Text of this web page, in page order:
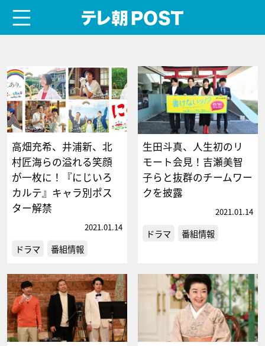
高畑充希、井浦新、北
村匠海らの溢れる笑顔
が一枚に！『にじいろ
カルテ』キャラ別ポス
ター解禁
2021.01.14
ドラマ 番組情報
生田斗真、人生初のリ
モート会見！吉瀬美智
子らと抜群のチームワー
クを披露
2021.01.14
ドラマ 番組情報